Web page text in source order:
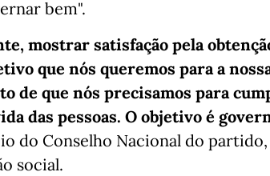
bem".
mostrar satisfação pela
que nós queremos para a
de que nós precisamos para
das pessoas. O objetivo é
do Conselho Nacional do
social.